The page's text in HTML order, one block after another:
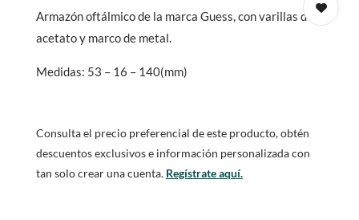
Armazón oftálmico de la marca Guess, con varillas de
acetato y marco de metal.
Medidas: 53 – 16 – 140(mm)
Consulta el precio preferencial de este producto, obtén
descuentos exclusivos e información personalizada con
tan solo crear una cuenta. Regístrate aquí.